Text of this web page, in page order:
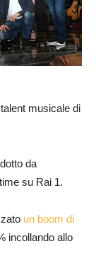
musicale di
da
su Rai 1.
un boom di
incollando allo